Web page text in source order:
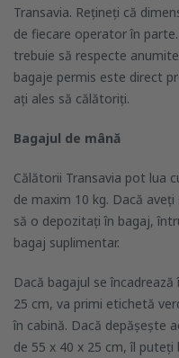
Transavia. Rețineți că
de fiecare operator în
trebuie să respecte
bagaje permis este direct
ați ales să călătoriți.
Bagajul de mână
Călătorii Transavia pot lua
de maxim 10 kg. Dacă
să o depozitați în bagaj,
bagaj suplimentar.
Dacă bagajul se
25 cm, va primi etichetă
în cabină. Dacă depășește
de 55 x 40 x 25 cm, îl puteți